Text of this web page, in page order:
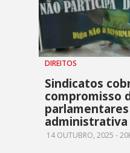
DIREITOS
Sindicatos
compromisso
administrativa
14 OUTUBRO, 2025 -